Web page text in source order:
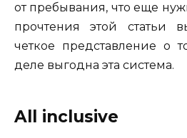
от пребывания, что еще
прочтения этой статьи
четкое представление о
деле выгодна эта система.
All inclusive